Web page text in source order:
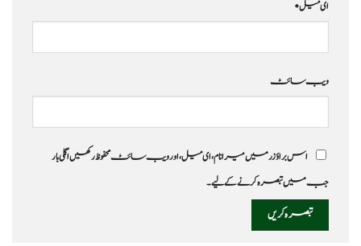
ای میل*
ویب‌ سائٹ
اس براؤزر میں میرا نام، ای میل، اور ویب سائٹ محفوظ رکھیں اگلی بار
جب میں تبصرہ کرنے کےلیے۔